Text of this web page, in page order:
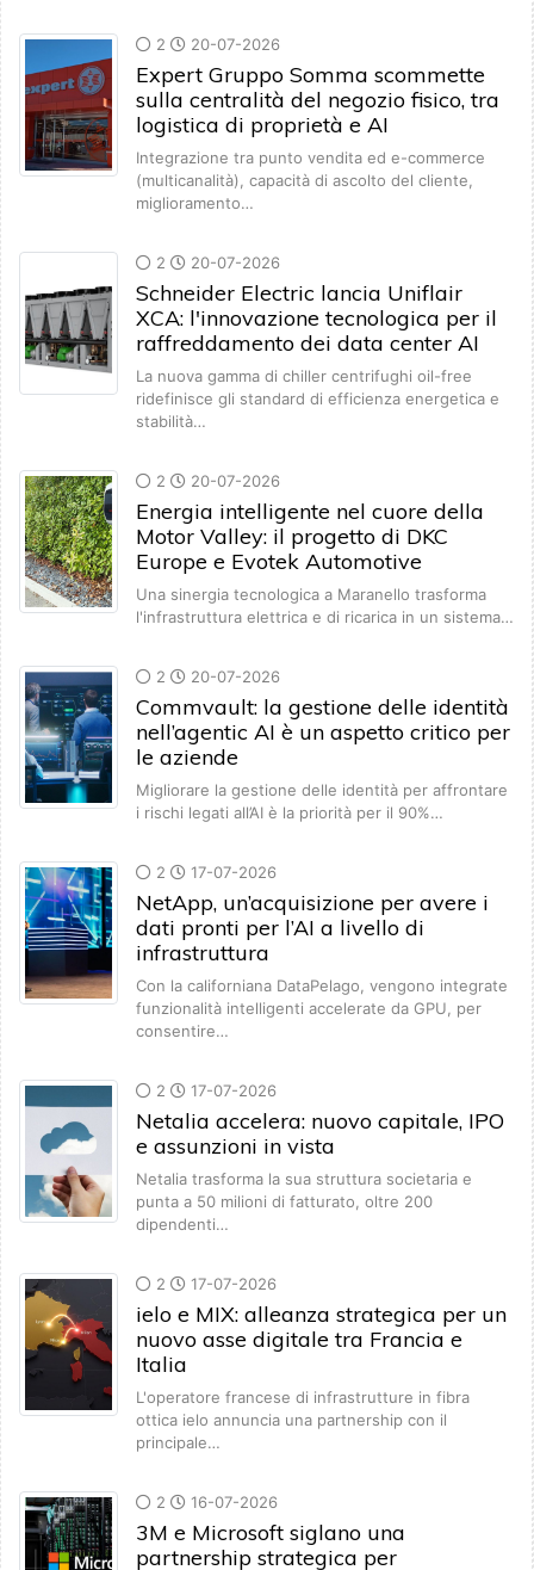
2 20-07-2026
Expert Gruppo Somma scommette
sulla centralità del negozio fisico, tra
logistica di proprietà e AI
Integrazione tra punto vendita ed e-commerce
(multicanalità), capacità di ascolto del cliente,
miglioramento…
2 20-07-2026
Schneider Electric lancia Uniflair
XCA: l'innovazione tecnologica per il
raffreddamento dei data center AI
La nuova gamma di chiller centrifughi oil-free
ridefinisce gli standard di efficienza energetica e
stabilità…
2 20-07-2026
Energia intelligente nel cuore della
Motor Valley: il progetto di DKC
Europe e Evotek Automotive
Una sinergia tecnologica a Maranello trasforma
l'infrastruttura elettrica e di ricarica in un sistema…
2 20-07-2026
Commvault: la gestione delle identità
nell’agentic AI è un aspetto critico per
le aziende
Migliorare la gestione delle identità per affrontare
i rischi legati all’AI è la priorità per il 90%…
2 17-07-2026
NetApp, un’acquisizione per avere i
dati pronti per l’AI a livello di
infrastruttura
Con la californiana DataPelago, vengono integrate
funzionalità intelligenti accelerate da GPU, per
consentire…
2 17-07-2026
Netalia accelera: nuovo capitale, IPO
e assunzioni in vista
Netalia trasforma la sua struttura societaria e
punta a 50 milioni di fatturato, oltre 200
dipendenti…
2 17-07-2026
ielo e MIX: alleanza strategica per un
nuovo asse digitale tra Francia e
Italia
L'operatore francese di infrastrutture in fibra
ottica ielo annuncia una partnership con il
principale…
2 16-07-2026
3M e Microsoft siglano una
partnership strategica per